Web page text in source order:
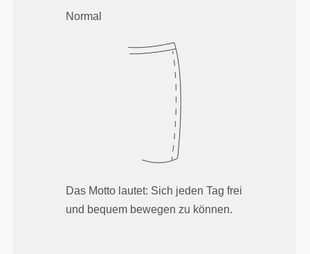
Normal
Das Motto lautet: Sich jeden Tag frei
und bequem bewegen zu können.